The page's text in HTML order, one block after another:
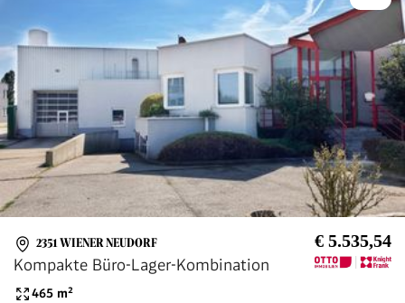
2351 WIENER NEUDORF € 5.535,54
Kompakte Büro-Lager-Kombination
465 m²